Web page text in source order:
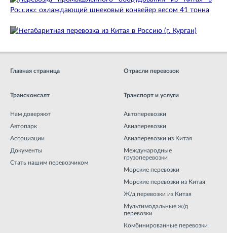
22.10.2025
Китая в Россию: охлаждающий…
Негабаритная перевозка из Китая в Россию (г.
Курган)
Главная страница
Трансконсалт
Нам доверяют
Автопарк
Ассоциации
Документы
Стать нашим перевозчиком
Отрасли перевозок
Транспорт и услуги
Автоперевозки
Авиаперевозки
Авиаперевозки из Китая
Международные
грузоперевозки
Морские перевозки
Морские перевозки из Китая
Ж/д перевозки из Китая
Мультимодальные ж/д
перевозки
Комбинированные перевозки